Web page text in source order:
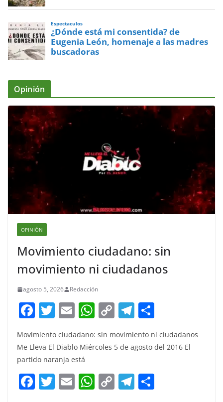
Espectaculos
¿Dónde está mi consentida? de
Eugenia León, homenaje a las madres
buscadoras
Opinión
OPINIÓN
Movimiento ciudadano: sin
movimiento ni ciudadanos
agosto 5, 2026 Redacción
F
a
c
e
b
o
T
w
itt
er
E
m
ai
l
W
h
at
A
p
C
p
Li
n
T
e
gr
a
m
h
ar
Movimiento ciudadano: sin movimiento ni ciudadanos
Me Lleva El Diablo Miércoles 5 de agosto del 2016 El
partido naranja está
F T E W C T